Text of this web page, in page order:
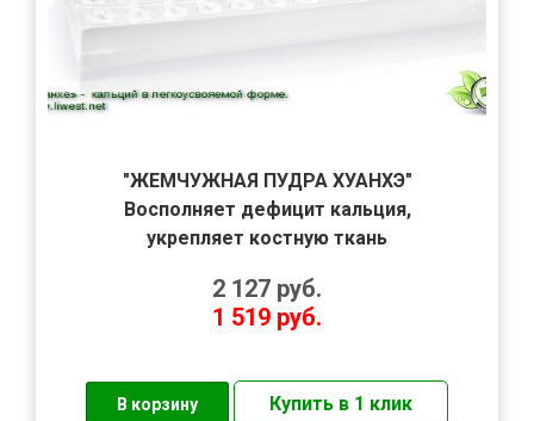
"ЖЕМЧУЖНАЯ ПУДРА ХУАНХЭ"
Восполняет дефицит кальция,
укрепляет костную ткань
2 127 руб.
1 519 руб.